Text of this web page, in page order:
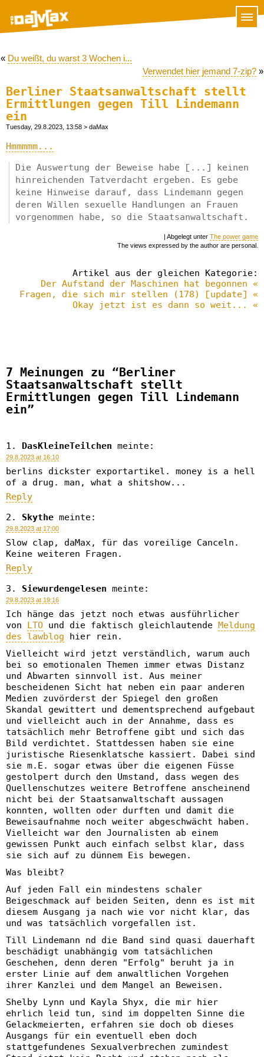
« Du weißt, du warst 3 Wochen i...
Verwendet hier jemand 7-zip? »
Berliner Staatsanwaltschaft stellt
Ermittlungen gegen Till Lindemann
ein
Tuesday, 29.8.2023, 13:58 > daMax
Hmmmmm...
Die Auswertung der Beweise habe [...] keinen
hinreichenden Tatverdacht ergeben. Es gebe
keine Hinweise darauf, dass Lindemann gegen
deren Willen sexuelle Handlungen an Frauen
vorgenommen habe, so die Staatsanwaltschaft.
| Abgelegt unter The power game
The views expressed by the author are personal.
Artikel aus der gleichen Kategorie:
Der Aufstand der Maschinen hat begonnen «
Fragen, die sich mir stellen (178) [update] «
Okay jetzt ist es dann so weit... «
7 Meinungen zu “Berliner
Staatsanwaltschaft stellt
Ermittlungen gegen Till Lindemann
ein”
DasKleineTeilchen meinte:
29.8.2023 at 16:10
berlins dickster exportartikel. money is a hell
of a drug. man, what a shitshow...
Reply
Skythe meinte:
29.8.2023 at 17:00
Slow clap, daMax, für das voreilige Canceln.
Keine weiteren Fragen.
Reply
Siewurdengelesen meinte:
29.8.2023 at 19:16
Ich hänge das jetzt noch etwas ausführlicher
von LTO und die faktisch gleichlautende Meldung
des lawblog hier rein.
Vielleicht wird jetzt verständlich, warum auch
bei so emotionalen Themen immer etwas Distanz
und Abwarten sinnvoll ist. Aus meiner
bescheidenen Sicht hat neben ein paar anderen
Medien zuvörderst der Spiegel den großen
Skandal gewittert und dementsprechend aufgebaut
und vielleicht auch in der Annahme, dass es
tatsächlich mehr Betroffene gibt und sich das
Bild verdichtet. Stattdessen haben sie eine
juristische Riesenklatsche kassiert. Dabei sind
sie m.E. sogar etwas über die eigenen Füsse
gestolpert durch den Umstand, dass wegen des
Quellenschutzes weitere Betroffene anscheinend
nicht bei der Staatsanwaltschaft aussagen
konnten, wollten oder durften und damit die
Beweisaufnahme noch weiter abgeschwächt haben.
Vielleicht war den Journalisten ab einem
gewissen Punkt auch einfach selbst klar, dass
sie sich auf zu dünnem Eis bewegen.
Was bleibt?
Auf jeden Fall ein mindestens schaler
Beigeschmack auf beiden Seiten, denn es ist mit
diesem Ausgang ja nach wie vor nicht klar, das
und was tatsächlich vorgefallen ist.
Till Lindemann nd die Band sind quasi dauerhaft
beschädigt unabhängig vom tatsächlichen
Geschehen, denn deren "Erfolg" beruht ja in
erster Linie auf dem anwaltlichen Vorgehen
ihrer Kanzlei und dem Mangel an Beweisen.
Shelby Lynn und Kayla Shyx, die mir hier
ehrlich leid tun, sind im doppelten Sinne die
Gelackmeierten, erfahren sie doch ob dieses
Ausgangs für ein eventuell eben doch
stattgefundenes Sexualverbrechen zumindest